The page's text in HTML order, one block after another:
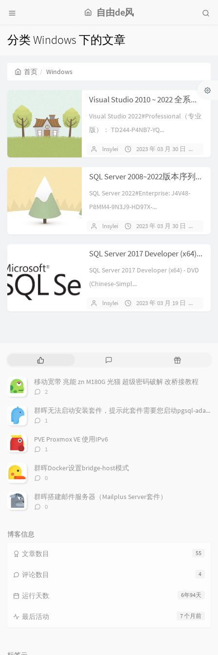
自由de风
分类 Windows 下的文章
首页 Windows
Visual Studio 2010 ~ 2022 全系列密钥
Visual Studio 2022#Professional（专业
版）： TD244-P4NB7-YQ...
lnsylei 2023 年 03 月 30 日
SQL Server 2008~2022版本序列号/密钥/激活码 汇总
SQL Server 2022#Enterprise: J4V48-
P8MM4-9N3J9-HD97X-...
lnsylei 2023 年 03 月 30 日
SQL Server 2017 Developer (x64) - DVD (Chinese-Simplified)
SQL Server 2017 Developer (x64) - DVD
(Chinese-Simpl...
lnsylei 2023 年 03 月 19 日
热
文
章
评
论
随
文
章
移动宽带 兆能 zn M180G 光猫 超级密码破解 改桥接教程
评
数：
2
群晖无法启动安装套件，提示此套件需要您启动pgsql-adapter.service
评
数：
1
PVE Proxmox VE 使用IPv6
评
数：
1
群晖Docker设置bridge-host模式
评
数：
0
群晖搭建邮件服务器（Mailplus Server套件）
评
0
博客信息
55
文章数目
4
评论数目
6年94天
运行天数
7 个月前
最后活动